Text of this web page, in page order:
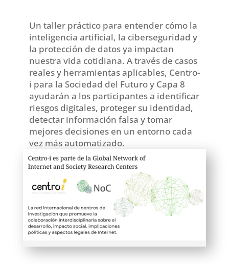
Un taller práctico para entender cómo la
inteligencia artificial, la ciberseguridad y
la protección de datos ya impactan
nuestra vida cotidiana. A través de casos
reales y herramientas aplicables, Centro-
i para la Sociedad del Futuroy Capa 8
ayudarán a los participantes a identificar
riesgos digitales, proteger su identidad,
detectar información falsa y tomar
mejores decisiones en un entorno cada
vez más automatizado.